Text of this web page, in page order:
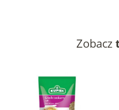
Zobacz